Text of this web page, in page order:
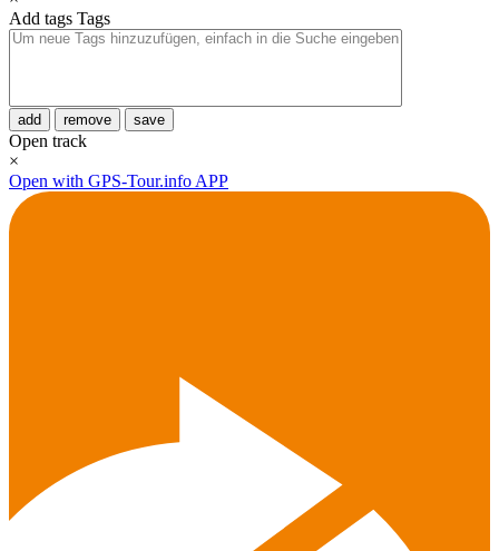
Add tags Tags
add remove save
Open track
×
Open with GPS-Tour.info APP